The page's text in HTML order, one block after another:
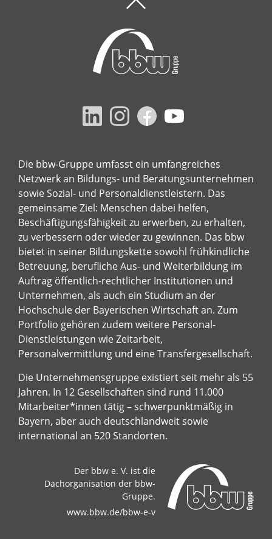
Die bbw-Gruppe umfasst ein umfangreiches
Netzwerk an Bildungs- und Beratungsunternehmen
sowie Sozial- und Personaldienstleistern. Das
gemeinsame Ziel: Menschen dabei helfen,
Beschäftigungsfähigkeit zu erwerben, zu erhalten,
zu verbessern oder wieder zu gewinnen. Das bbw
bietet in seiner Bildungskette sowohl frühkindliche
Betreuung, berufliche Aus- und Weiterbildung im
Auftrag öffentlich-rechtlicher Institutionen und
Unternehmen, als auch ein Studium an der
Hochschule der Bayerischen Wirtschaft an. Zum
Portfolio gehören zudem weitere Personal-
Dienstleistungen wie Zeitarbeit,
Personalvermittlung und eine Transfergesellschaft.
Die Unternehmensgruppe existiert seit mehr als 55
Jahren. In 12 Gesellschaften sind rund 11.000
Mitarbeiter*innen tätig – schwerpunktmäßig in
Bayern, aber auch deutschlandweit sowie
international an 520 Standorten.
Der bbw e. V. ist die
Dachorganisation der bbw-
Gruppe.
www.bbw.de/bbw-e-v